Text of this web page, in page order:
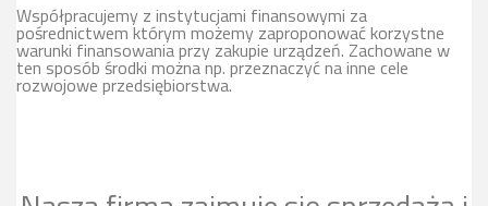
Współpracujemy z instytucjami finansowymi za
pośrednictwem którym możemy zaproponować korzystne
warunki finansowania przy zakupie urządzeń. Zachowane w
ten sposób środki można np. przeznaczyć na inne cele
rozwojowe przedsiębiorstwa.